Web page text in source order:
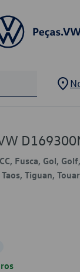
Fusca, Gol,
Tiguan,